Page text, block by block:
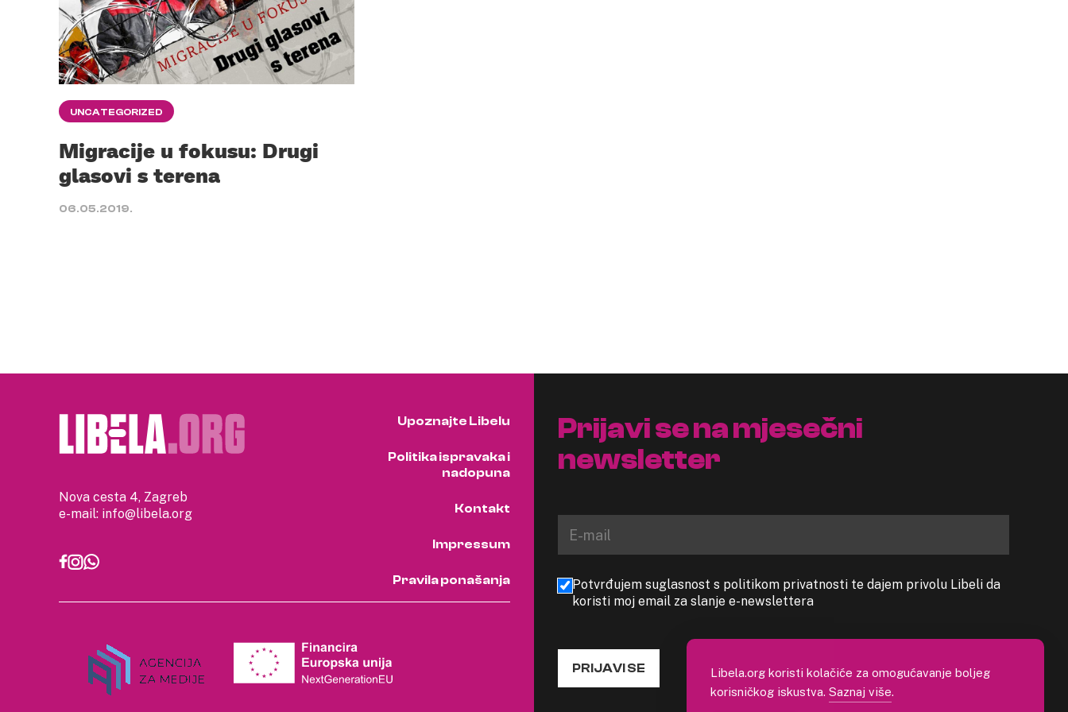
UNCATEGORIZED
Migracije u fokusu: Drugi
glasovi s terena
06.05.2019.
Nova cesta 4, Zagreb
e-mail: info@libela.org
Upoznajte Libelu
Politika ispravaka i
nadopuna
Kontakt
Impressum
Pravila ponašanja
Prijavi se na mjesečni
newsletter
Potvrđujem suglasnost s politikom privatnosti te dajem privolu Libeli da
koristi moj email za slanje e-newslettera
PRIJAVI SE
Libela.org koristi kolačiće za omogućavanje boljeg
korisničkog iskustva. Saznaj više.